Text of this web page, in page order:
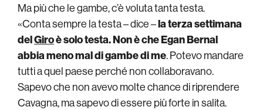
Ma più che le gambe, c’è voluta tanta testa.
«Conta sempre la testa – dice –la terza settimana
delGiroè solo testa. Non è che Egan Bernal
abbia meno mal di gambe di me. Potevo mandare
tutti a quel paese perché non collaboravano.
Sapevo che non avevo molte chance di riprendere
Cavagna, ma sapevo di essere più forte in salita.